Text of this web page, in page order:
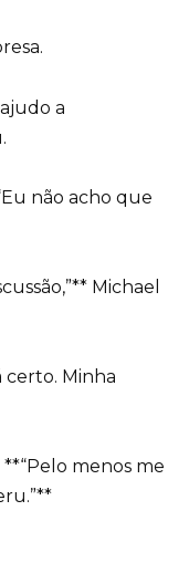
a
não acho que
Michael
certo. Minha
menos me